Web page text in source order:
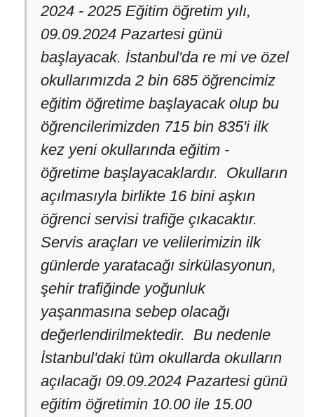
2024 - 2025 Eğitim öğretim yılı,
09.09.2024 Pazartesi günü
başlayacak. İstanbul'da re mi ve özel
okullarımızda 2 bin 685 öğrencimiz
eğitim öğretime başlayacak olup bu
öğrencilerimizden 715 bin 835'i ilk
kez yeni okullarında eğitim -
öğretime başlayacaklardır. Okulların
açılmasıyla birlikte 16 bini aşkın
öğrenci servisi trafiğe çıkacaktır.
Servis araçları ve velilerimizin ilk
günlerde yaratacağı sirkülasyonun,
şehir trafiğinde yoğunluk
yaşanmasına sebep olacağı
değerlendirilmektedir. Bu nedenle
İstanbul'daki tüm okullarda okulların
açılacağı 09.09.2024 Pazartesi günü
eğitim öğretimin 10.00 ile 15.00